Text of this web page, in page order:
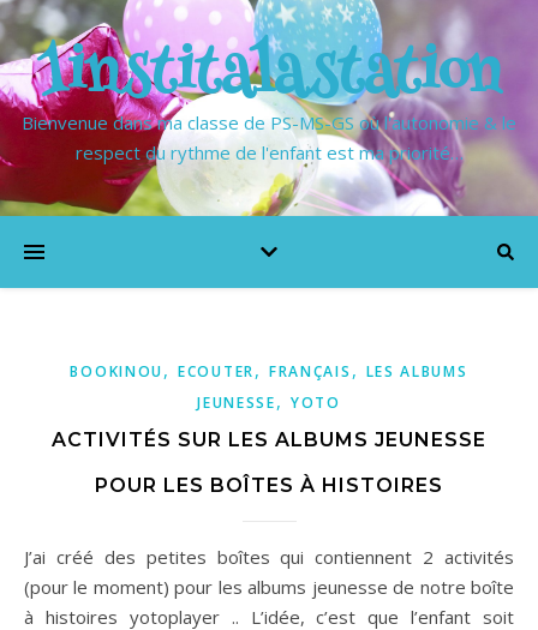
1institalastation
Bienvenue dans ma classe de PS-MS-GS où l'autonomie & le
respect du rythme de l'enfant est ma priorité…
BOOKINOU,ECOUTER, FRANÇAIS , LES ALBUMS
JEUNESSE, YOTO
ACTIVITÉS SUR LES ALBUMS JEUNESSE
POUR LES BOÎTES À HISTOIRES
J’ai créé des petites boîtes qui contiennent 2 activités
(pour le moment) pour les albums jeunesse de notre boîte
à histoires yotoplayer .. L’idée, c’est que l’enfant soit